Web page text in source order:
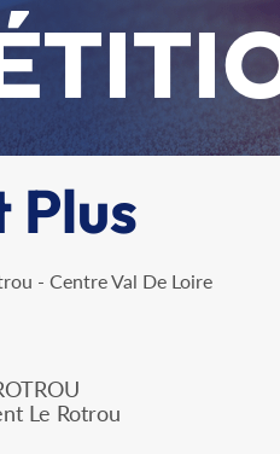
Plus
- Centre Val De Loire
Le Rotrou